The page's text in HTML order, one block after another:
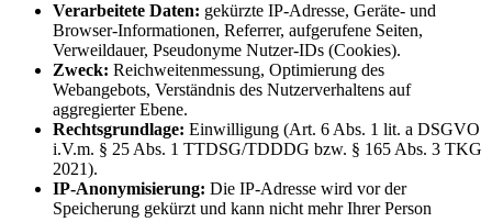
Verarbeitete Daten: gekürzte IP-Adresse, Geräte- und
Browser-Informationen, Referrer, aufgerufene Seiten,
Verweildauer, Pseudonyme Nutzer-IDs (Cookies).
Zweck: Reichweitenmessung, Optimierung des
Webangebots, Verständnis des Nutzerverhaltens auf
aggregierter Ebene.
Rechtsgrundlage: Einwilligung (Art. 6 Abs. 1 lit. a DSGVO
i.V.m. § 25 Abs. 1 TTDSG/TDDDG bzw. § 165 Abs. 3 TKG
2021).
IP-Anonymisierung: Die IP-Adresse wird vor der
Speicherung gekürzt und kann nicht mehr Ihrer Person